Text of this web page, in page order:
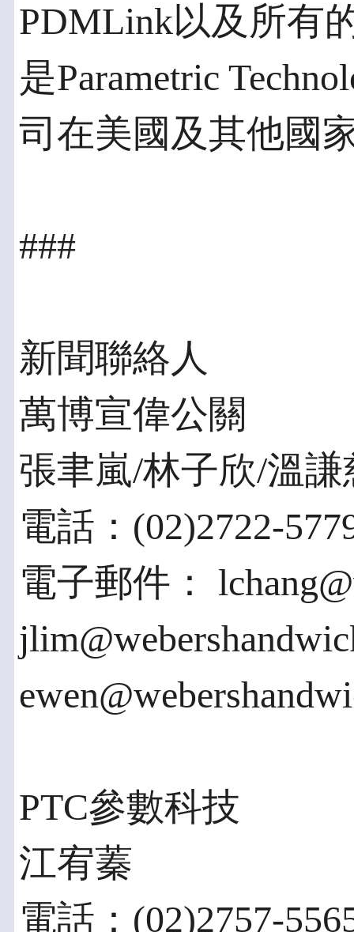
PDMLink以及所有
是Parametric
司在美國及其他國
###
新聞聯絡人
萬博宣偉公關
張聿嵐/林子欣/溫謙
電話：(02)2722-
電子郵件：
PTC參數科技
江宥蓁
電話：(02)2757-